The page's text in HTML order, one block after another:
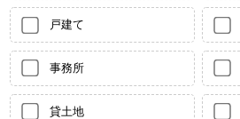
戸建て
事務所
貸土地